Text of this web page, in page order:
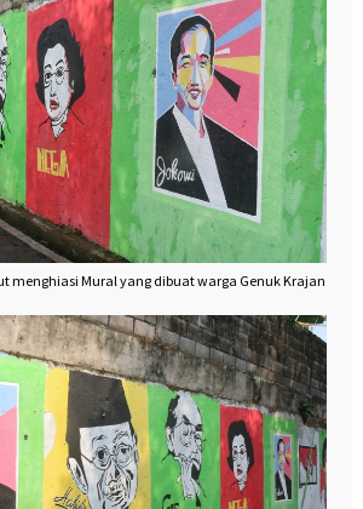
menghiasi Mural yang dibuat warga Genuk Krajan